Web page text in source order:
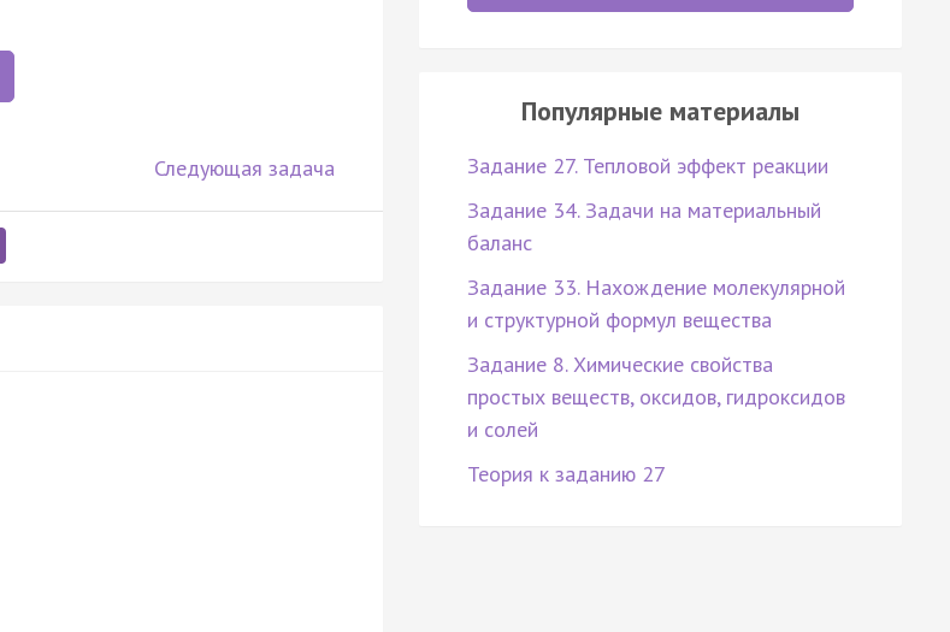
Следующая задача
Популярные материалы
Задание 27. Тепловой эффект реакции
Задание 34. Задачи на материальный
баланс
Задание 33. Нахождение молекулярной
и структурной формул вещества
Задание 8. Химические свойства
простых веществ, оксидов, гидроксидов
и солей
Теория к заданию 27